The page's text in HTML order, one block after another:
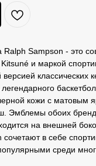
Sampson - это
и маркой
классических
кожи с матовым
Эмблемы обоих
на внешней
в себе
среди